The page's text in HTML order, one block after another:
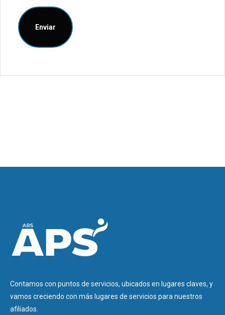
Contamos con puntos de servicios, ubicados en lugares claves, y
vamos creciendo con más lugares de servicios para nuestros
afiliados.